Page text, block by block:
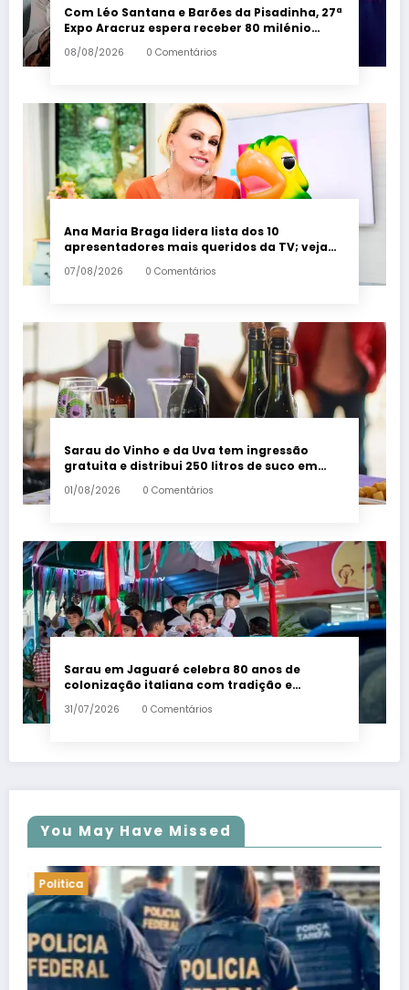
Com Léo Santana e Barões da Pisadinha, 27ª
Expo Aracruz espera receber 80 milénio
visitantes por dia – Em Dia ES
08/08/2026 0 Comentários
Ana Maria Braga lidera lista dos 10
apresentadores mais queridos da TV; veja
ranking – Em Dia ES
07/08/2026 0 Comentários
Sarau do Vinho e da Uva tem ingressão
gratuita e distribui 250 litros de suco em
Santa Teresa – Em Dia ES
01/08/2026 0 Comentários
Sarau em Jaguaré celebra 80 anos de
colonização italiana com tradição e
trambolhão da polenta – Em Dia ES
31/07/2026 0 Comentários
You May Have Missed
Politica